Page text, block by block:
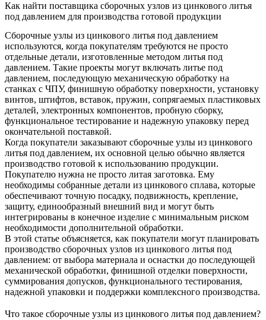
Как найти поставщика сборочных узлов из цинкового литья
под давлением для производства готовой продукции
Сборочные узлы из цинкового литья под давлением
используются, когда покупателям требуются не просто
отдельные детали, изготовленные методом литья под
давлением. Такие проекты могут включать литье под
давлением, последующую механическую обработку на
станках с ЧПУ, финишную обработку поверхности, установку
винтов, штифтов, вставок, пружин, сопрягаемых пластиковых
деталей, электронных компонентов, пробную сборку,
функциональное тестирование и надежную упаковку перед
окончательной поставкой.
Когда покупатели заказывают сборочные узлы из цинкового
литья под давлением, их основной целью обычно является
производство готовой к использованию продукции.
Покупателю нужна не просто литая заготовка. Ему
необходимы собранные детали из цинкового сплава, которые
обеспечивают точную посадку, подвижность, крепление,
защиту, единообразный внешний вид и могут быть
интегрированы в конечное изделие с минимальным риском
необходимости дополнительной обработки.
В этой статье объясняется, как покупатели могут планировать
производство сборочных узлов из цинкового литья под
давлением: от выбора материала и оснастки до последующей
механической обработки, финишной отделки поверхности,
суммирования допусков, функционального тестирования,
надежной упаковки и поддержки комплексного производства.
Что такое сборочные узлы из цинкового литья под давлением?